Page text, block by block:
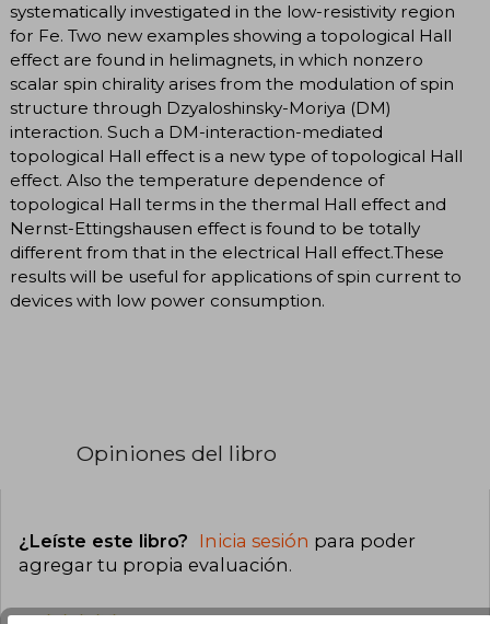
systematically investigated in the low-resistivity region
for Fe. Two new examples showing a topological Hall
effect are found in helimagnets, in which nonzero
scalar spin chirality arises from the modulation of spin
structure through Dzyaloshinsky-Moriya (DM)
interaction. Such a DM-interaction-mediated
topological Hall effect is a new type of topological Hall
effect. Also the temperature dependence of
topological Hall terms in the thermal Hall effect and
Nernst-Ettingshausen effect is found to be totally
different from that in the electrical Hall effect.These
results will be useful for applications of spin current to
devices with low power consumption.
Opiniones del libro
¿Leíste este libro? Inicia sesión para poder
agregar tu propia evaluación.